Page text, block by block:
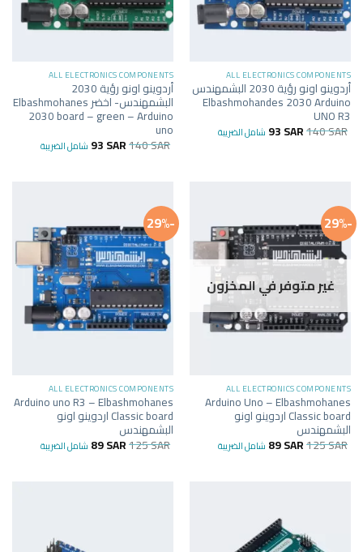
ALL ELECTRONICS COMPONENTS
أردوينو اونو رؤية 2030 البشمهندس
Elbashmohandes 2030 Arduino
UNO R3
140SAR
93SAR شامل الضريبة
ALL ELECTRONICS COMPONENTS
أردوينو اونو رؤية 2030
البشمهندس- اخضر Elbashmohanes
2030 board – green – Arduino
uno
140SAR
93SAR شامل الضريبة
-29%
غير متوفر في المخزون
ALL ELECTRONICS COMPONENTS
Arduino Uno – Elbashmohanes
Classic board اردوينو اونو
البشمهندس
125SAR
89SAR شامل الضريبة
-29%
ALL ELECTRONICS COMPONENTS
Arduino uno R3 – Elbashmohanes
Classic board اردوينو اونو
البشمهندس
125SAR
89SAR شامل الضريبة